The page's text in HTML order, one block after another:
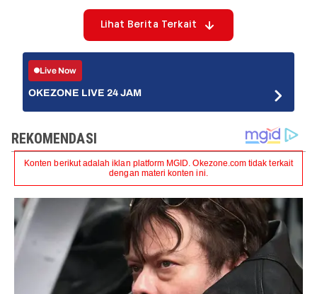
Lihat Berita Terkait
Live Now
OKEZONE LIVE 24 JAM